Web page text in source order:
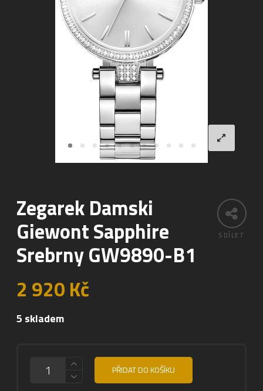
SDÍLET
Zegarek Damski
Giewont Sapphire
Srebrny GW9890-B1
2 920Kč
5 skladem
PŘIDAT DO KOŠÍKU